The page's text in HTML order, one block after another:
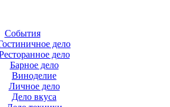
События
дело
дело
Барное дело
Виноделие
Личное дело
Дело вкуса